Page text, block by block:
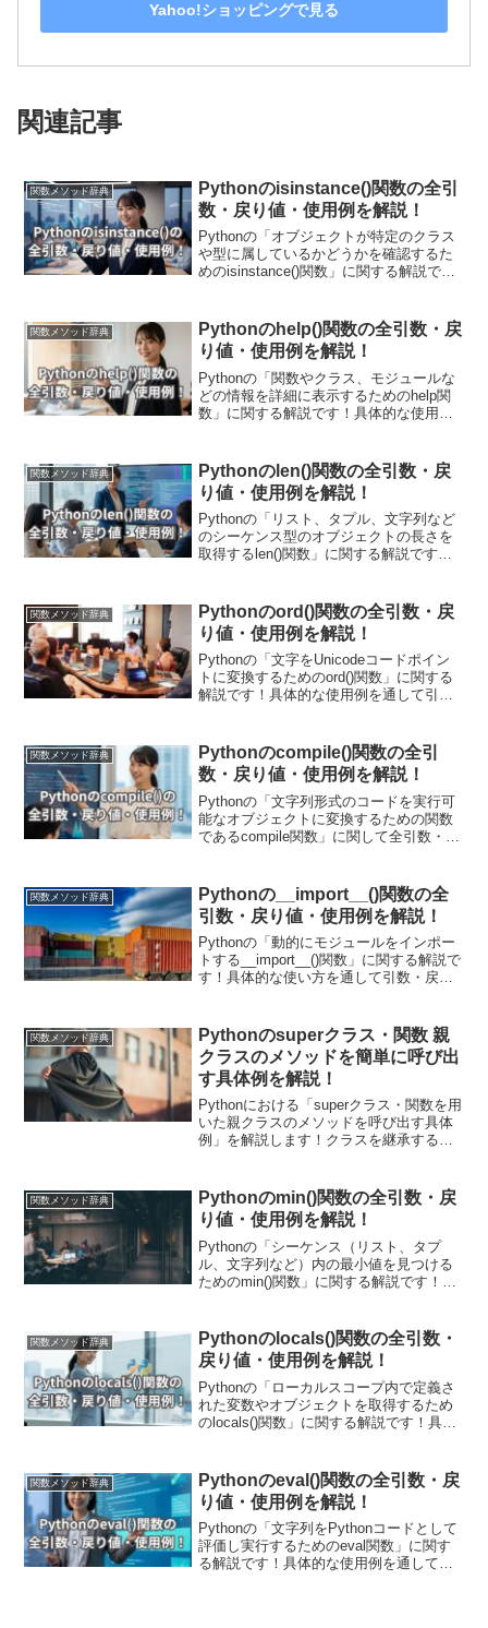
Yahoo!ショッピングで見る
関連記事
関数メソッド辞典
Pythonのisinstance()関数の全引
数・戻り値・使用例を解説！
Pythonの「オブジェクトが特定のクラス
や型に属しているかどうかを確認するた
めのisinstance()関数」に関する解説で
また現場で使える関数の応用使用例も紹
介しています！条件分岐や特定の型のオ
ブジェクトを処理する際に非常に役立ち
ます。
関数メソッド辞典
Pythonのhelp()関数の全引数・戻
り値・使用例を解説！
Pythonの「関数やクラス、モジュールな
どの情報を詳細に表示するためのhelp関
数」に関する解説です！具体的な使用例
数の応用使用例も紹介しています！コー
ドの理解やデバッグに非常に役立つツー
ルです。
関数メソッド辞典
Pythonのlen()関数の全引数・戻
り値・使用例を解説！
Pythonの「リスト、タプル、文字列など
のシーケンス型のオブジェクトの長さを
取得するlen()関数」に関する解説です！
現場で使える関数の応用使用例も紹介し
ています！
関数メソッド辞典
Pythonのord()関数の全引数・戻
り値・使用例を解説！
Pythonの「文字をUnicodeコードポイン
トに変換するためのord()関数」に関する
解説です！具体的な使用例を通して引
用例も紹介しています！ord関数に文字列
操作において多くの場面で用います。
関数メソッド辞典
Pythonのcompile()関数の全引
数・戻り値・使用例を解説！
Pythonの「文字列形式のコードを実行可
能なオブジェクトに変換するための関数
であるcompile関数」に関して全引数・戻
コードや実行可能なオブジェクトを生成
し、コードの実行を高速化したり、セキ
ュリティ確保のためのコードの確認を行
う際に利用されます。
関数メソッド辞典
Pythonの__import__()関数の全
引数・戻り値・使用例を解説！
Pythonの「動的にモジュールをインポー
トする__import__()関数」に関する解説で
す！具体的な使い方を通して引数・戻り
ンポートや相対インポートなど、さまざ
まな用途に対応可能です。現場で使える
関数の応用使用例も紹介しています！
関数メソッド辞典
Pythonのsuperクラス・関数 親
クラスのメソッドを簡単に呼び出
す具体例を解説！
Pythonにおける「superクラス・関数を用
いた親クラスのメソッドを呼び出す具体
例」を解説します！クラスを継承するこ
す。この継承をより効果的に行うため
に、super()関数が用いられます！
関数メソッド辞典
Pythonのmin()関数の全引数・戻
り値・使用例を解説！
Pythonの「シーケンス（リスト、タプ
ル、文字列など）内の最小値を見つける
ためのmin()関数」に関する解説です！具
場で使える関数の応用使用例も紹介して
います！データ処理やデータ分析の際に
非常に便利です！
関数メソッド辞典
Pythonのlocals()関数の全引数・
戻り値・使用例を解説！
Pythonの「ローカルスコープ内で定義さ
れた変数やオブジェクトを取得するため
のlocals()関数」に関する解説です！具体
で使える関数の応用使用例も紹介してい
ます！デバッグや動的なプログラム制御
において非常に有用です！
関数メソッド辞典
Pythonのeval()関数の全引数・戻
り値・使用例を解説！
Pythonの「文字列をPythonコードとして
評価し実行するためのeval関数」に関す
る解説です！具体的な使用例を通して引